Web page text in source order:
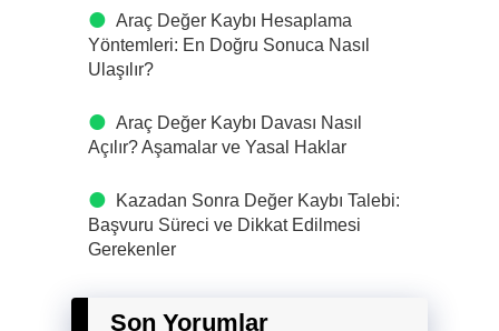
Araç Değer Kaybı Hesaplama
Yöntemleri: En Doğru Sonuca Nasıl
Ulaşılır?
Araç Değer Kaybı Davası Nasıl
Açılır? Aşamalar ve Yasal Haklar
Kazadan Sonra Değer Kaybı Talebi:
Başvuru Süreci ve Dikkat Edilmesi
Gerekenler
Son Yorumlar